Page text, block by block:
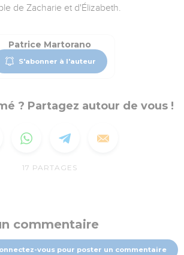
de Zacharie et d'Élizabeth.
Patrice Martorano
S'abonner à l'auteur
? Partagez autour de vous !
17 PARTAGES
commentaire
vous pour poster un commentaire